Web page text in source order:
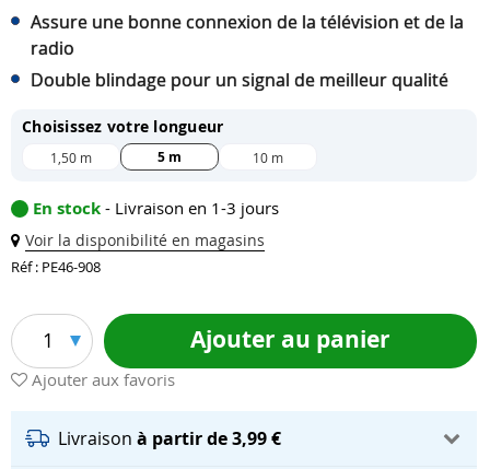
Assure une bonne connexion de la télévision et de la
radio
Double blindage pour un signal de meilleur qualité
Choisissez votre longueur
1,50 m 5 m 10 m
En stock - Livraison en 1-3 jours
Voir la disponibilité en magasins
Réf : PE46-908
1 Ajouter au panier
Ajouter aux favoris
Livraison à partir de 3,99 €